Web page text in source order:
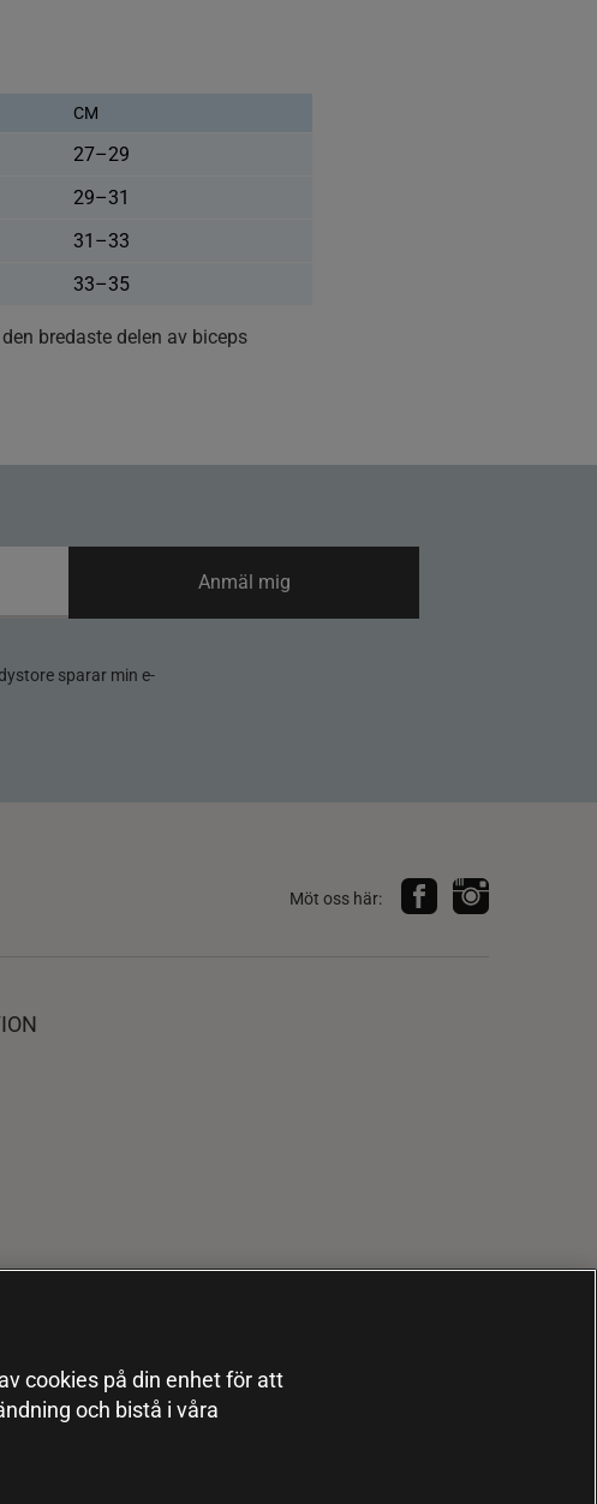
CM
27–29
29–31
31–33
33–35
bredaste delen av biceps
sparar min e-
Anmäl mig
Möt oss här:
cookies på din enhet för att
och bistå i våra